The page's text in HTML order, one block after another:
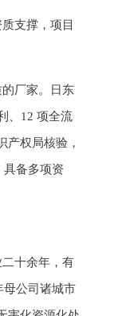
支撑，项目
厂家。日东
、12 项全流
产权局核验，
备多项资
十余年，有
母公司诸城市